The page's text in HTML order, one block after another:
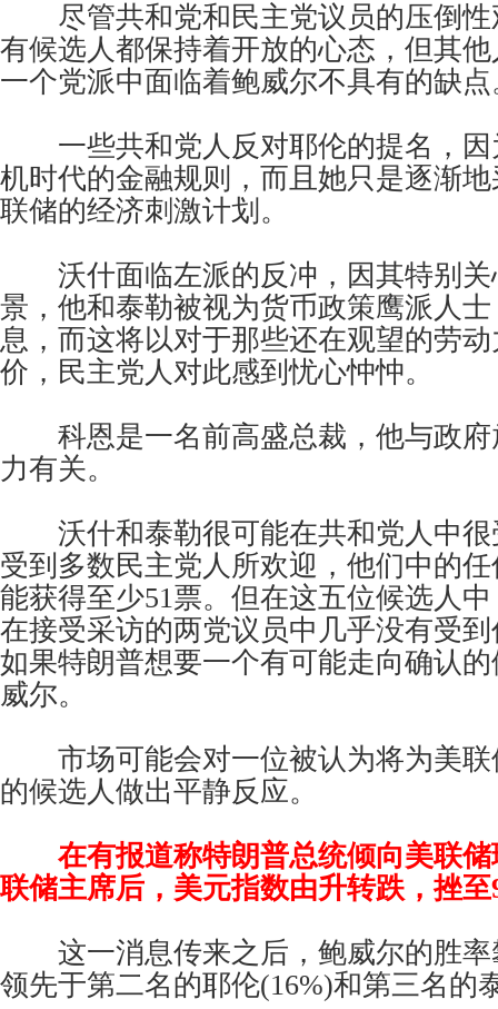
尽管共和党和民主党议员的压倒性
有候选人都保持着开放的心态，但其
一个党派中面临着鲍威尔不具有的缺点
一些共和党人反对耶伦的提名，因
机时代的金融规则，而且她只是逐渐
联储的经济刺激计划。
沃什面临左派的反冲，因其特别关
景，他和泰勒被视为货币政策鹰派人
息，而这将以对于那些还在观望的劳
价，民主党人对此感到忧心忡忡。
科恩是一名前高盛总裁，他与政府
力有关。
沃什和泰勒很可能在共和党人中很
受到多数民主党人所欢迎，他们中的
能获得至少51票。但在这五位候选人
在接受采访的两党议员中几乎没有受
如果特朗普想要一个有可能走向确认
威尔。
市场可能会对一位被认为将为美联
的候选人做出平静反应。
在有报道称特朗普总统倾向美联
联储主席后，美元指数由升转跌，挫至
这一消息传来之后，鲍威尔的胜率
领先于第二名的耶伦(16%)和第三名的